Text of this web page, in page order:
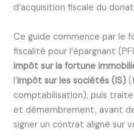
d’acquisition fiscale du
Ce guide commence par le
fiscalité pour l’épargnant
impôt sur la fortune
l’impôt sur les sociétés (IS)
comptabilisation), puis
et démembrement, avant
signer un contrat aligné sur